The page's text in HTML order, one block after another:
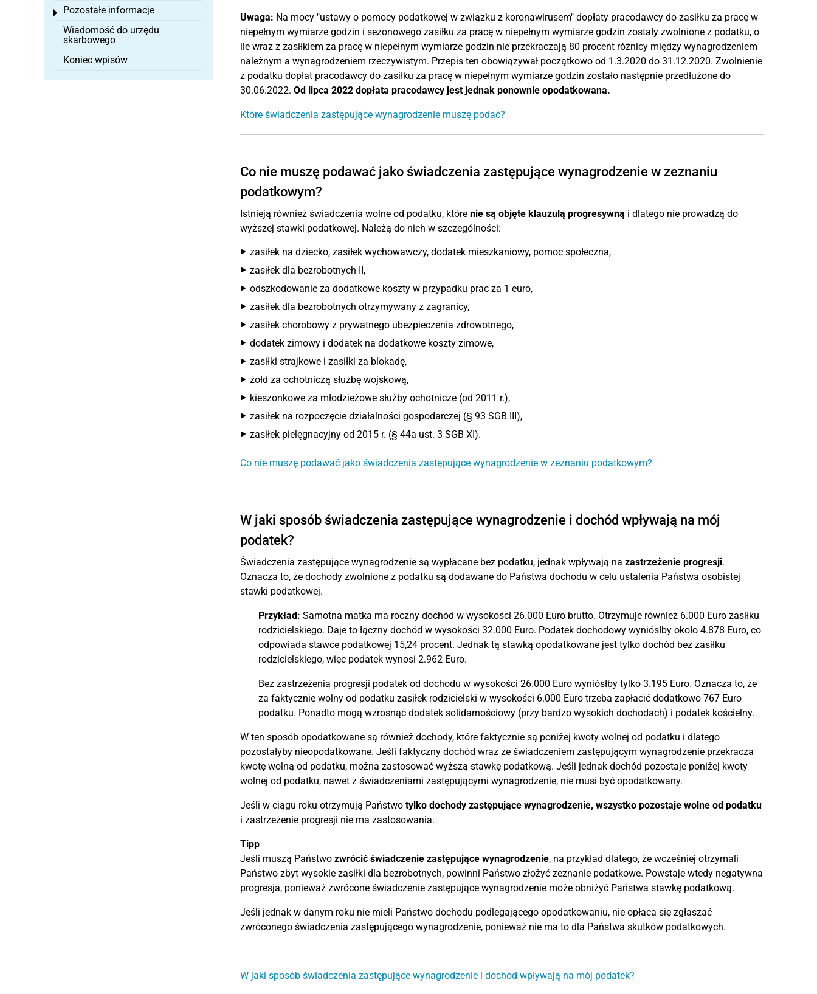
Uwaga: Na mocy "ustawy o pomocy podatkowej w związku z koronawirusem" dopłaty pracodawcy do zasiłku za pracę w
niepełnym wymiarze godzin i sezonowego zasiłku za pracę w niepełnym wymiarze godzin zostały zwolnione z podatku, o
ile wraz z zasiłkiem za pracę w niepełnym wymiarze godzin nie przekraczają 80 procent różnicy między wynagrodzeniem
należnym a wynagrodzeniem rzeczywistym. Przepis ten obowiązywał początkowo od 1.3.2020 do 31.12.2020. Zwolnienie
z podatku dopłat pracodawcy do zasiłku za pracę w niepełnym wymiarze godzin zostało następnie przedłużone do
30.06.2022. Od lipca 2022 dopłata pracodawcy jest jednak ponownie opodatkowana.
Które świadczenia zastępujące wynagrodzenie muszę podać?
Co nie muszę podawać jako świadczenia zastępujące wynagrodzenie w zeznaniu
podatkowym?
Istnieją również świadczenia wolne od podatku, które nie są objęte klauzulą progresywną i dlatego nie prowadzą do
wyższej stawki podatkowej. Należą do nich w szczególności:
zasiłek na dziecko, zasiłek wychowawczy, dodatek mieszkaniowy, pomoc społeczna,
zasiłek dla bezrobotnych II,
odszkodowanie za dodatkowe koszty w przypadku prac za 1 euro,
zasiłek dla bezrobotnych otrzymywany z zagranicy,
zasiłek chorobowy z prywatnego ubezpieczenia zdrowotnego,
dodatek zimowy i dodatek na dodatkowe koszty zimowe,
zasiłki strajkowe i zasiłki za blokadę,
żołd za ochotniczą służbę wojskową,
kieszonkowe za młodzieżowe służby ochotnicze (od 2011 r.),
zasiłek na rozpoczęcie działalności gospodarczej (§ 93 SGB III),
zasiłek pielęgnacyjny od 2015 r. (§ 44a ust. 3 SGB XI).
Co nie muszę podawać jako świadczenia zastępujące wynagrodzenie w zeznaniu podatkowym?
W jaki sposób świadczenia zastępujące wynagrodzenie i dochód wpływają na mój
podatek?
Świadczenia zastępujące wynagrodzenie są wypłacane bez podatku, jednak wpływają na zastrzeżenie progresji.
Oznacza to, że dochody zwolnione z podatku są dodawane do Państwa dochodu w celu ustalenia Państwa osobistej
stawki podatkowej.
Przykład: Samotna matka ma roczny dochód w wysokości 26.000 Euro brutto. Otrzymuje również 6.000 Euro zasiłku
rodzicielskiego. Daje to łączny dochód w wysokości 32.000 Euro. Podatek dochodowy wyniósłby około 4.878 Euro, co
odpowiada stawce podatkowej 15,24 procent. Jednak tą stawką opodatkowane jest tylko dochód bez zasiłku
rodzicielskiego, więc podatek wynosi 2.962 Euro.
Bez zastrzeżenia progresji podatek od dochodu w wysokości 26.000 Euro wyniósłby tylko 3.195 Euro. Oznacza to, że
za faktycznie wolny od podatku zasiłek rodzicielski w wysokości 6.000 Euro trzeba zapłacić dodatkowo 767 Euro
podatku. Ponadto mogą wzrosnąć dodatek solidarnościowy (przy bardzo wysokich dochodach) i podatek kościelny.
W ten sposób opodatkowane są również dochody, które faktycznie są poniżej kwoty wolnej od podatku i dlatego
pozostałyby nieopodatkowane. Jeśli faktyczny dochód wraz ze świadczeniem zastępującym wynagrodzenie przekracza
kwotę wolną od podatku, można zastosować wyższą stawkę podatkową. Jeśli jednak dochód pozostaje poniżej kwoty
wolnej od podatku, nawet z świadczeniami zastępującymi wynagrodzenie, nie musi być opodatkowany.
Jeśli w ciągu roku otrzymują Państwo tylko dochody zastępujące wynagrodzenie, wszystko pozostaje wolne od podatku
i zastrzeżenie progresji nie ma zastosowania.
Tipp
Jeśli muszą Państwo zwrócić świadczenie zastępujące wynagrodzenie, na przykład dlatego, że wcześniej otrzymali
Państwo zbyt wysokie zasiłki dla bezrobotnych, powinni Państwo złożyć zeznanie podatkowe. Powstaje wtedy negatywna
progresja, ponieważ zwrócone świadczenie zastępujące wynagrodzenie może obniżyć Państwa stawkę podatkową.
Jeśli jednak w danym roku nie mieli Państwo dochodu podlegającego opodatkowaniu, nie opłaca się zgłaszać
zwróconego świadczenia zastępującego wynagrodzenie, ponieważ nie ma to dla Państwa skutków podatkowych.
W jaki sposób świadczenia zastępujące wynagrodzenie i dochód wpływają na mój podatek?
Pozostałe informacje
Toggle menu
Wiadomość do urzędu
skarbowego
Koniec wpisów